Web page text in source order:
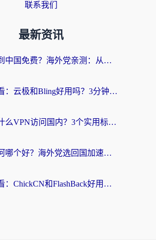
联系我们
最新资讯
如何翻墙到中国免费？海外党亲测：从踩坑到选对加速器的全攻略
海外党必看：云极和Bling好用吗？3分钟教你选对回国加速器
从澳门用什么VPN访问国内？3个实用标准帮你避开坑，无缝刷剧听歌
穿梭和银河哪个好？海外党选回国加速器的避坑指南，附番茄加速器实测体验
海外党必看：ChickCN和FlashBack好用吗？3招教你选对回国加速器（附云极、HomeCN、斧牛vs艾果对比）